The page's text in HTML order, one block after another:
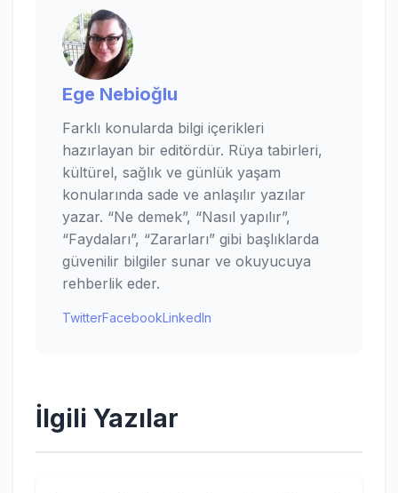
Ege Nebioğlu
Farklı konularda bilgi içerikleri
hazırlayan bir editördür. Rüya tabirleri,
kültürel, sağlık ve günlük yaşam
konularında sade ve anlaşılır yazılar
yazar. “Ne demek”, “Nasıl yapılır”,
“Faydaları”, “Zararları” gibi başlıklarda
güvenilir bilgiler sunar ve okuyucuya
rehberlik eder.
TwitterFacebookLinkedIn
İlgili Yazılar